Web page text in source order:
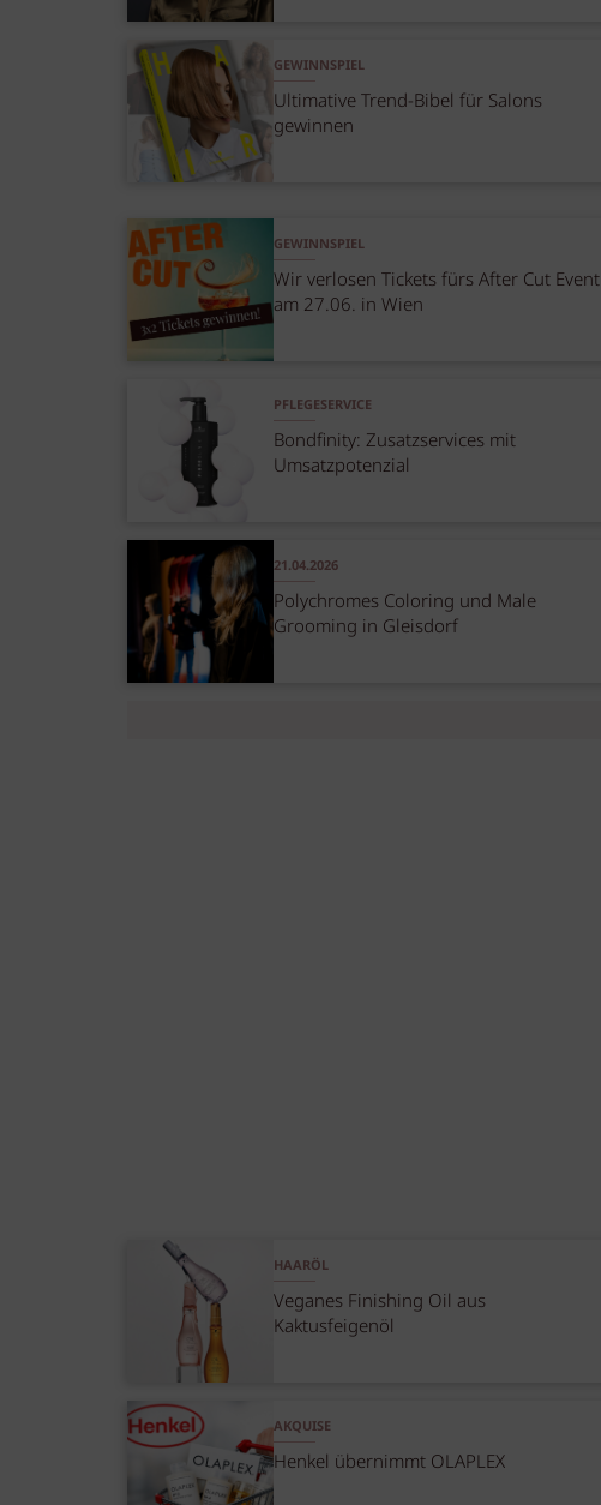
GEWINNSPIEL
Ultimative Trend-Bibel für Salons
gewinnen
GEWINNSPIEL
Wir verlosen Tickets fürs After Cut Event
am 27.06. in Wien
PFLEGESERVICE
Bondfinity: Zusatzservices mit
Umsatzpotenzial
21.04.2026
Polychromes Coloring und Male
Grooming in Gleisdorf
HAARÖL
Veganes Finishing Oil aus
Kaktusfeigenöl
AKQUISE
Henkel übernimmt OLAPLEX